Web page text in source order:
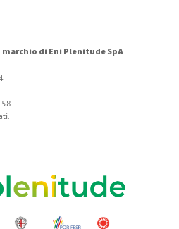
marchio di Eni Plenitude SpA